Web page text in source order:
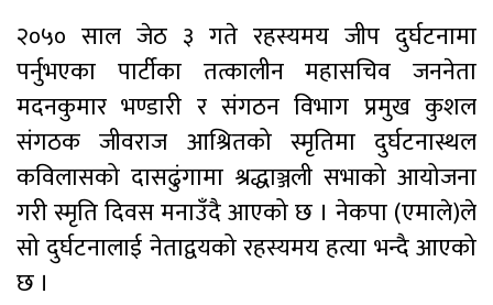
२०५० साल जेठ ३ गते रहस्यमय जीप दुर्घटनामा
पर्नुभएका पार्टीका तत्कालीन महासचिव जननेता
मदनकुमार भण्डारी र संगठन विभाग प्रमुख कुशल
संगठक जीवराज आश्रितको स्मृतिमा दुर्घटनास्थल
कविलासको दासढुंगामा श्रद्धाञ्जली सभाको आयोजना
गरी स्मृति दिवस मनाउँदै आएको छ । नेकपा (एमाले)ले
सो दुर्घटनालाई नेताद्वयको रहस्यमय हत्या भन्दै आएको
छ ।